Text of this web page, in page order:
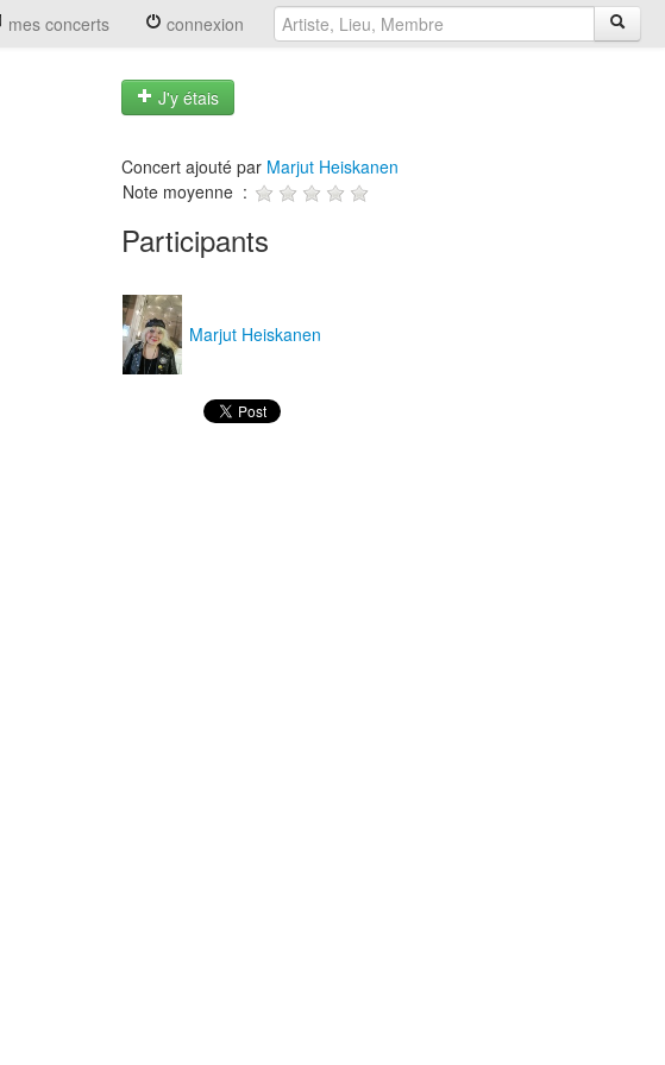
mes concerts connexion
J'y étais
Concert ajouté par Marjut Heiskanen
Note moyenne :
Participants
Marjut Heiskanen